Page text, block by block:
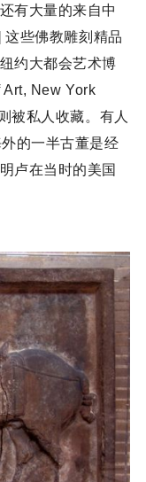
有大量的来自中
这些佛教雕刻精品
约大都会艺术博
New York
被私人收藏。有人
的一半古董是经
卢在当时的美国